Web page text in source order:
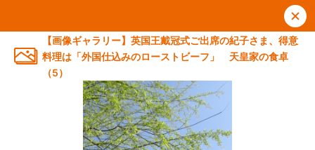
【画像ギャラリー】英国王戴冠式ご出席の紀子さま、得意
料理は「外国仕込みのローストビーフ」 天皇家の食卓
（5）